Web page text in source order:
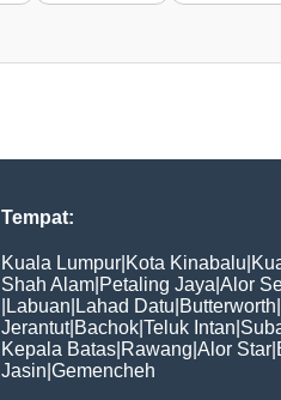
Tempat:
Kuala Lumpur Kota Kinabalu
Shah Alam Petaling Jaya Alor
Labuan Lahad Datu Butterworth
Jerantut| Bachok Teluk Intan
Kepala Batas Rawang Alor Star
Jasin Gemencheh